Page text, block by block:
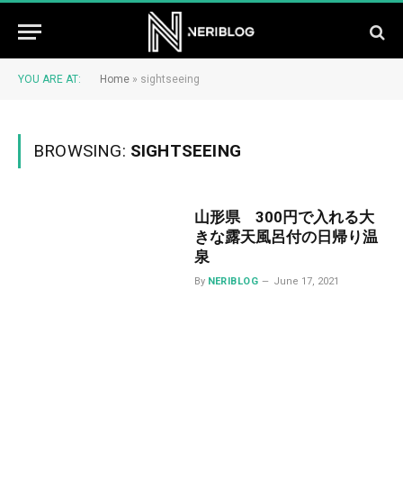
YOU ARE AT: Home » sightseeing
BROWSING: SIGHTSEEING
山形県 300円で入れる大
きな露天風呂付の日帰り温
泉
By NERIBLOG June 17, 2021